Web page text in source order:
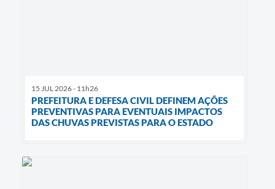
15 JUL 2026 - 11h26
PREFEITURA E DEFESA CIVIL DEFINEM AÇÕES
PREVENTIVAS PARA EVENTUAIS IMPACTOS
DAS CHUVAS PREVISTAS PARA O ESTADO